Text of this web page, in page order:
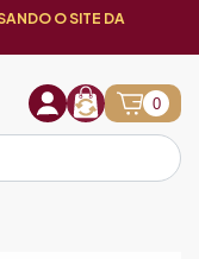
O SITE DA
0